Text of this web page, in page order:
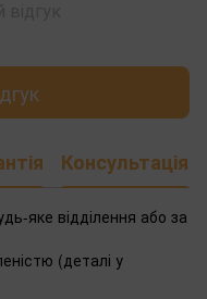
Консультація
яке відділення або за
(деталі у